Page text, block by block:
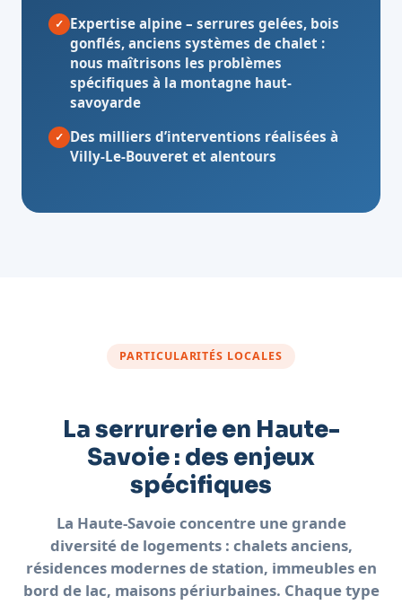
✓ Expertise alpine – serrures gelées, bois
gonflés, anciens systèmes de chalet :
nous maîtrisons les problèmes
spécifiques à la montagne haut-
savoyarde
✓ Des milliers d’interventions réalisées à
Villy-Le-Bouveret et alentours
PARTICULARITÉS LOCALES
La serrurerie en Haute-
Savoie : des enjeux
spécifiques
La Haute-Savoie concentre une grande
diversité de logements : chalets anciens,
résidences modernes de station, immeubles en
bord de lac, maisons périurbaines. Chaque type